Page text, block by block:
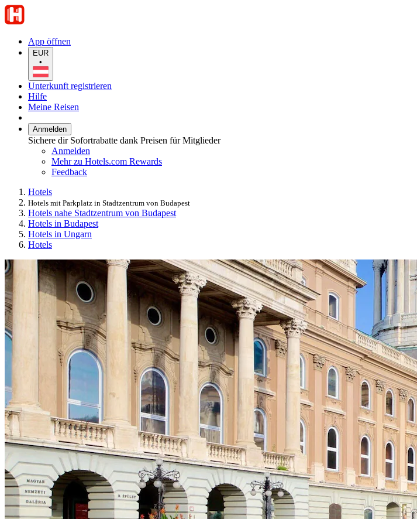
App öffnen
EUR
•
Unterkunft registrieren
Hilfe
Meine Reisen
Anmelden
Sichere dir Sofortrabatte dank Preisen für Mitglieder
Anmelden
Mehr zu Hotels.com Rewards
Feedback
Hotels
Hotels mit Parkplatz in Stadtzentrum von Budapest
Hotels nahe Stadtzentrum von Budapest
Hotels in Budapest
Hotels in Ungarn
Hotels